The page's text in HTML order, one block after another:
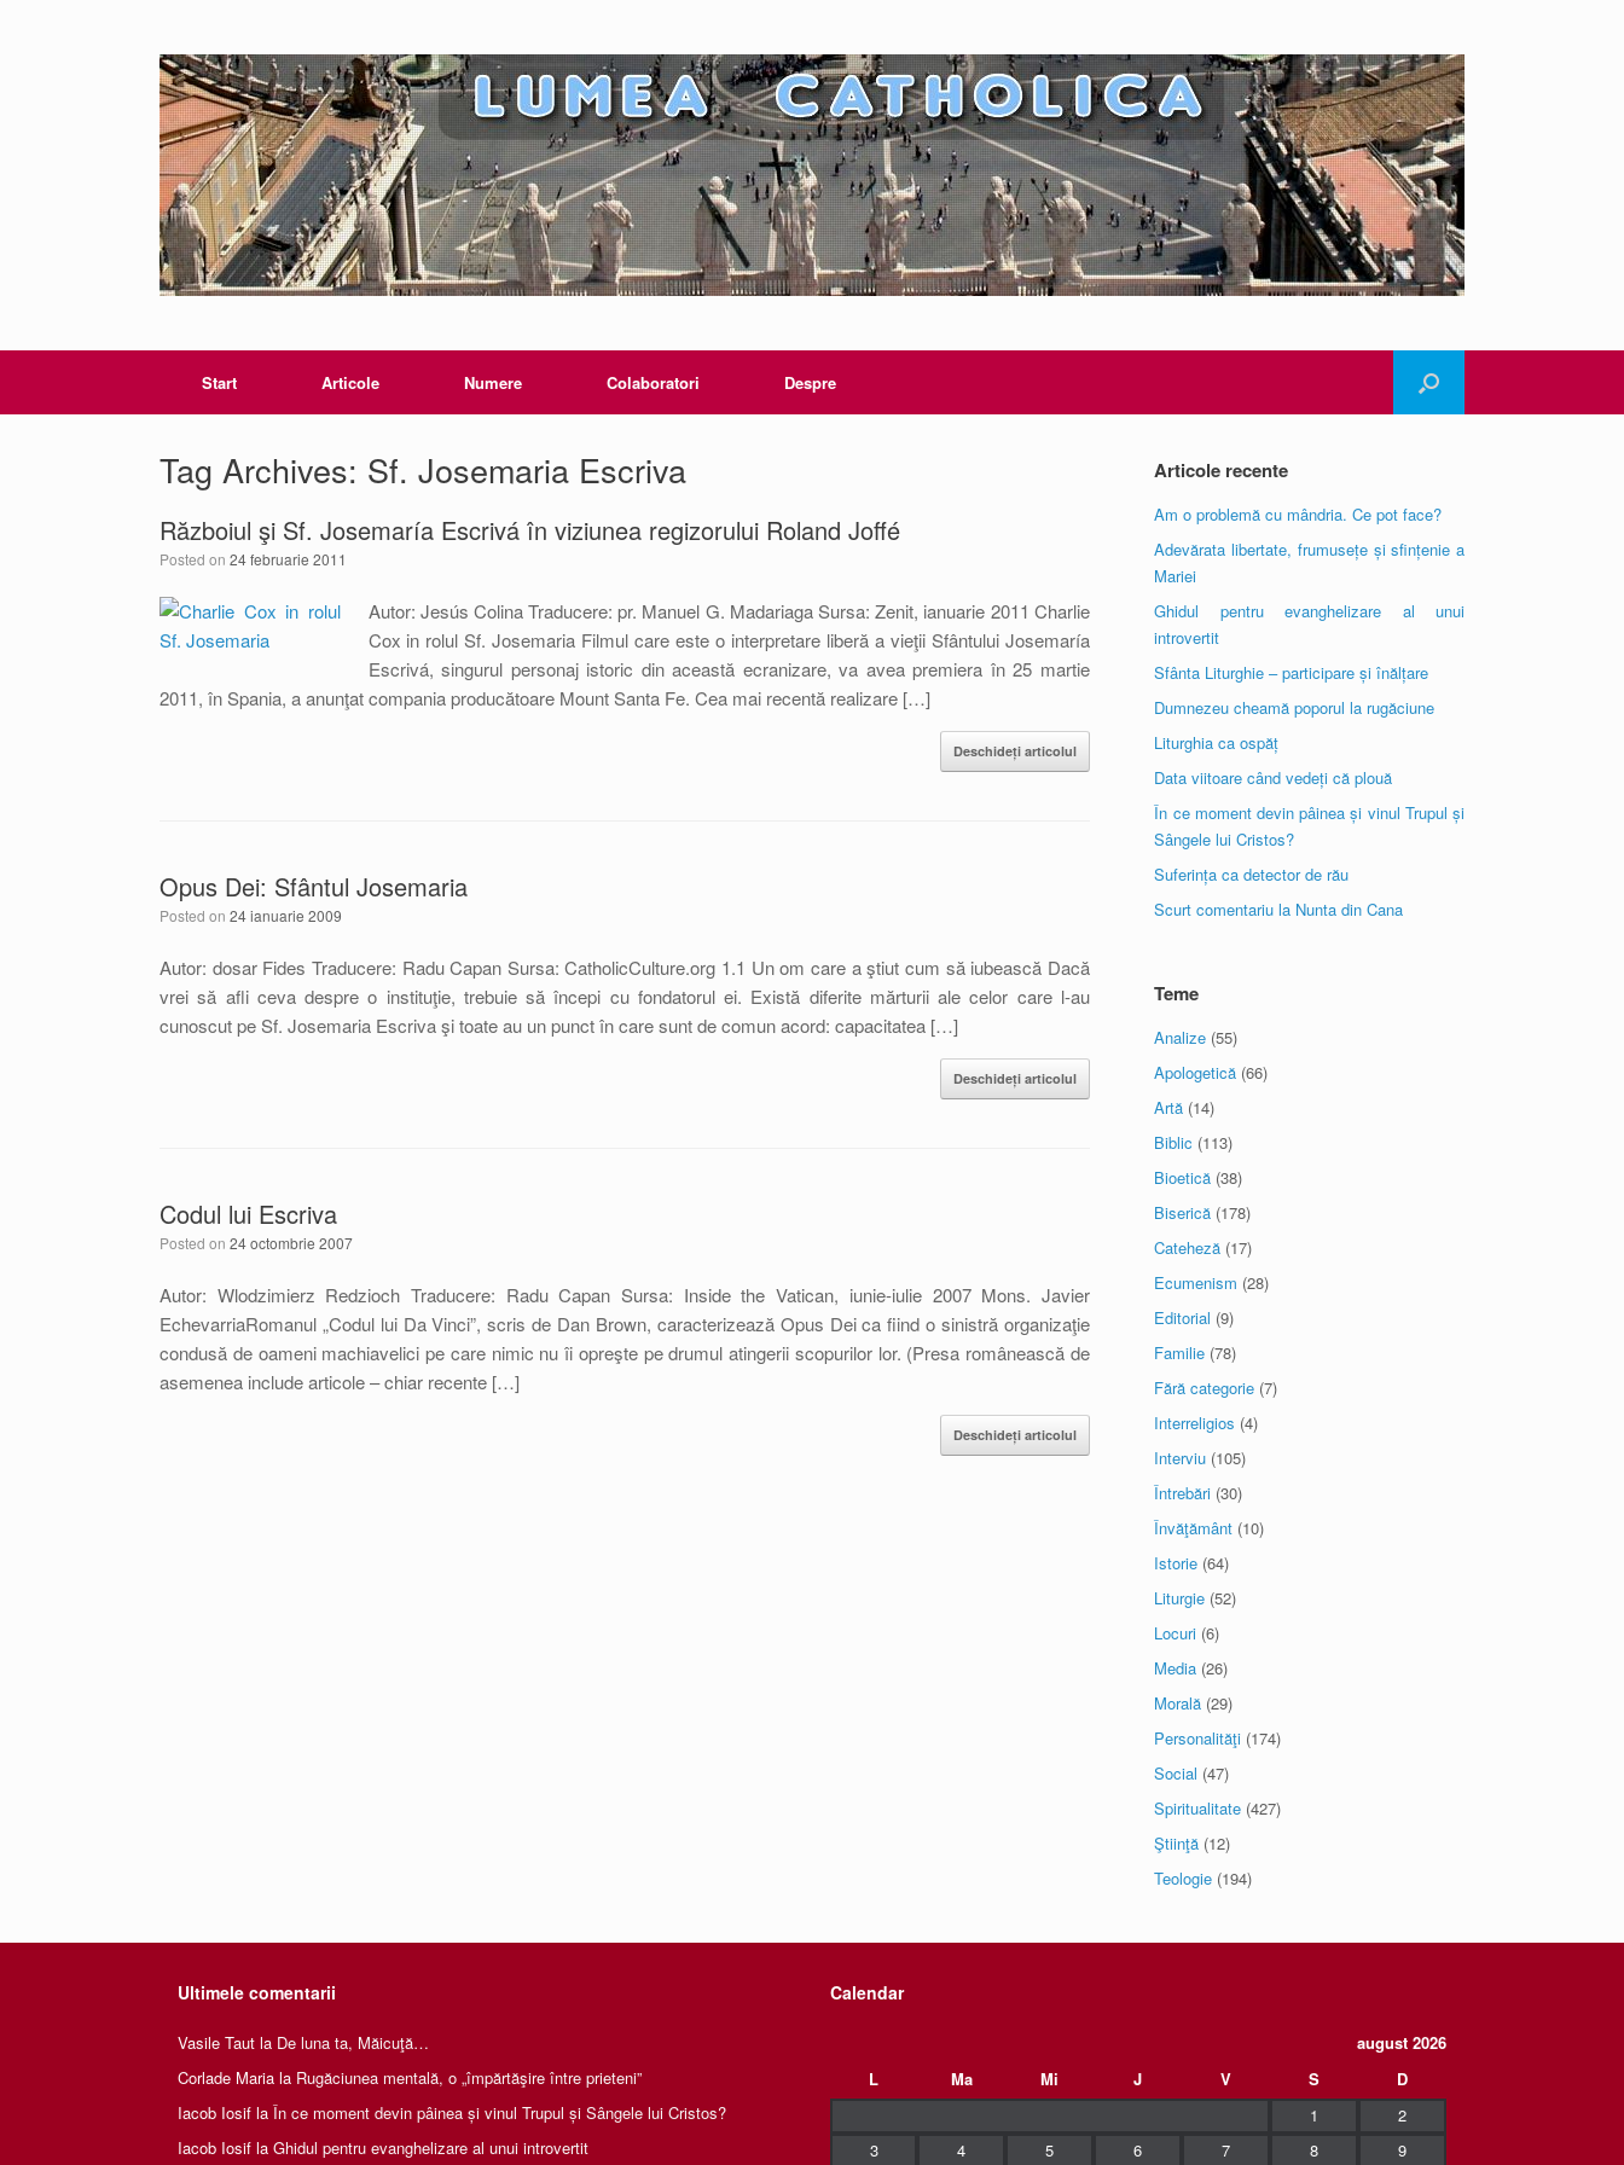
Start Articole Numere Colaboratori Despre
Tag Archives: Sf. Josemaria Escriva
Războiul şi Sf. Josemaría Escrivá în viziunea regizorului Roland Joffé
Posted on 24 februarie 2011
Autor: Jesús Colina Traducere: pr. Manuel G. Madariaga Sursa: Zenit, ianuarie 2011 Charlie
Cox in rolul Sf. Josemaria Filmul care este o interpretare liberă a vieţii Sfântului Josemaría
Escrivá, singurul personaj istoric din această ecranizare, va avea premiera în 25 martie
2011, în Spania, a anunţat compania producătoare Mount Santa Fe. Cea mai recentă realizare […]
Deschideți articolul
Opus Dei: Sfântul Josemaria
Posted on 24 ianuarie 2009
Autor: dosar Fides Traducere: Radu Capan Sursa: CatholicCulture.org 1.1 Un om care a ştiut cum să iubească Dacă
vrei să afli ceva despre o instituţie, trebuie să începi cu fondatorul ei. Există diferite mărturii ale celor care l-au
cunoscut pe Sf. Josemaria Escriva şi toate au un punct în care sunt de comun acord: capacitatea […]
Deschideți articolul
Codul lui Escriva
Posted on 24 octombrie 2007
Autor: Wlodzimierz Redzioch Traducere: Radu Capan Sursa: Inside the Vatican, iunie-iulie 2007 Mons. Javier
EchevarriaRomanul „Codul lui Da Vinci”, scris de Dan Brown, caracterizează Opus Dei ca fiind o sinistră organizaţie
condusă de oameni machiavelici pe care nimic nu îi opreşte pe drumul atingerii scopurilor lor. (Presa românească de
asemenea include articole – chiar recente […]
Deschideți articolul
Articole recente
Am o problemă cu mândria. Ce pot face?
Adevărata libertate, frumusețe și sfințenie a
Mariei
Ghidul pentru evanghelizare al unui
introvertit
Sfânta Liturghie – participare și înălțare
Dumnezeu cheamă poporul la rugăciune
Liturghia ca ospăț
Data viitoare când vedeți că plouă
În ce moment devin pâinea și vinul Trupul și
Sângele lui Cristos?
Suferința ca detector de rău
Scurt comentariu la Nunta din Cana
Teme
Analize (55)
Apologetică (66)
Artă (14)
Biblic (113)
Bioetică (38)
Biserică (178)
Cateheză (17)
Ecumenism (28)
Editorial (9)
Familie (78)
Fără categorie (7)
Interreligios (4)
Interviu (105)
Întrebări (30)
Învăţământ (10)
Istorie (64)
Liturgie (52)
Locuri (6)
Media (26)
Morală (29)
Personalităţi (174)
Social (47)
Spiritualitate (427)
Ştiinţă (12)
Teologie (194)
Ultimele comentarii
Vasile Taut la De luna ta, Măicuţă…
Corlade Maria la Rugăciunea mentală, o „împărtăşire între prieteni”
Iacob Iosif la În ce moment devin pâinea și vinul Trupul și Sângele lui Cristos?
Iacob Iosif la Ghidul pentru evanghelizare al unui introvertit
Calendar
august 2026
L
Ma Mi J V S
D
1
2
3
4 5 6 7 8 9